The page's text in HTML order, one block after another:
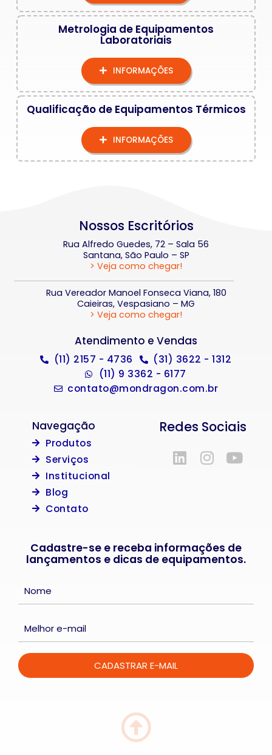
Metrologia de Equipamentos
Laboratoriais
INFORMAÇÕES
Qualificação de Equipamentos Térmicos
INFORMAÇÕES
Nossos Escritórios
Rua Alfredo Guedes, 72 – Sala 56
Santana, São Paulo – SP
> Veja como chegar!
Rua Vereador Manoel Fonseca Viana, 180
Caieiras, Vespasiano – MG
> Veja como chegar!
Atendimento e Vendas
(11) 2157 - 4736
(31) 3622 - 1312
(11) 9 3362 - 6177
contato@mondragon.com.br
Navegação
Produtos
Serviços
Institucional
Blog
Contato
Redes Sociais
Cadastre-se e receba informações de
lançamentos e dicas de equipamentos.